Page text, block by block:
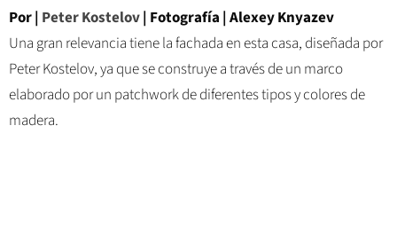
Por | Peter Kostelov| Fotografía | Alexey Knyazev
Una gran relevancia tiene la fachada en esta casa, diseñada por
Peter Kostelov, ya que se construye a través de un marco
elaborado por un patchwork de diferentes tipos y colores de
madera.